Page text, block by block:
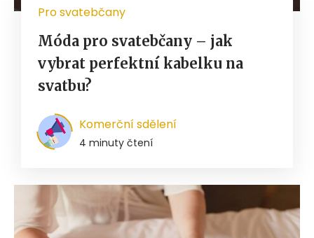
Pro svatebčany
Móda pro svatebčany – jak
vybrat perfektní kabelku na
svatbu?
Komerční sdělení
4 minuty čtení